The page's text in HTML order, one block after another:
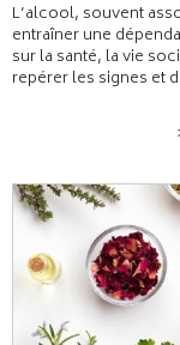
L’alcool, souvent
entraîner une
sur la santé, la vie
repérer les signes et